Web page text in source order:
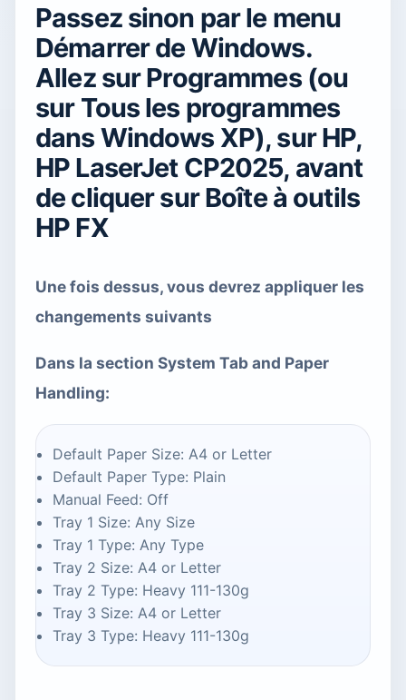
Passez sinon par le menu
Démarrer de Windows.
Allez sur Programmes (ou
sur Tous les programmes
dans Windows XP), sur HP,
HP LaserJet CP2025, avant
de cliquer sur Boîte à outils
HP FX
Une fois dessus, vous devrez appliquer les
changements suivants
Dans la section System Tab and Paper
Handling:
Default Paper Size: A4 or Letter
Default Paper Type: Plain
Manual Feed: Off
Tray 1 Size: Any Size
Tray 1 Type: Any Type
Tray 2 Size: A4 or Letter
Tray 2 Type: Heavy 111-130g
Tray 3 Size: A4 or Letter
Tray 3 Type: Heavy 111-130g